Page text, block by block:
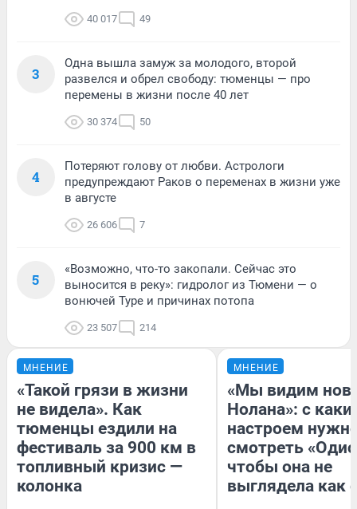
40 017 49
3
Одна вышла замуж за молодого, второй
развелся и обрел свободу: тюменцы — про
перемены в жизни после 40 лет
30 374 50
4
Потеряют голову от любви. Астрологи
предупреждают Раков о переменах в жизни уже
в августе
26 606 7
5
«Возможно, что-то закопали. Сейчас это
выносится в реку»: гидролог из Тюмени — о
вонючей Туре и причинах потопа
23 507 214
МНЕНИЕ
«Такой грязи в жизни
не видела». Как
тюменцы ездили на
фестиваль за 900 км в
топливный кризис —
колонка
МНЕНИЕ
«Мы видим
Нолана»: с
настроем
смотреть
чтобы она не
выглядела как